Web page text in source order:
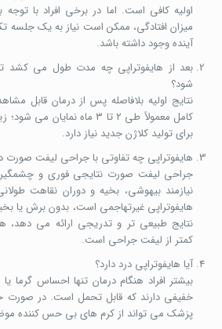
اولیه کافی است. اما در برخی افراد با
میزان افتادگی، ممکن است نیاز به یک جلسه
آینده وجود داشته باشد.
بعد از هایفوتراپی چه مدت طول می کشد
شود؟
نتایج اولیه بلافاصله پس از درمان قابل
کامل معمولاً طی ۲ تا ۳ ماه نمایان
برای تولید کلاژن جدید نیاز دارد.
هایفوتراپی چه تفاوتی با جراحی لیفت صورت
جراحی لیفت صورت نتایجی فوری و چشمگیر
نیازمند بیهوشی، بخیه و دوران نقاهت
هایفوتراپی غیرتهاجمی است، بدون برش یا
نتایج طبیعی تر و تدریجی ارائه می دهد،
کمتر از لیفت جراحی است.
آیا هایفوتراپی درد دارد؟
بیشتر افراد هنگام درمان تنها احساس
خفیفی دارند که قابل تحمل است. در صورت
پزشک می تواند از کرم های بی حس کننده